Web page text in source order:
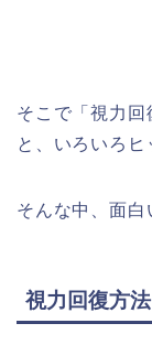
そこで「視力
と、いろいろヒ
そんな中、面白
視力回復方